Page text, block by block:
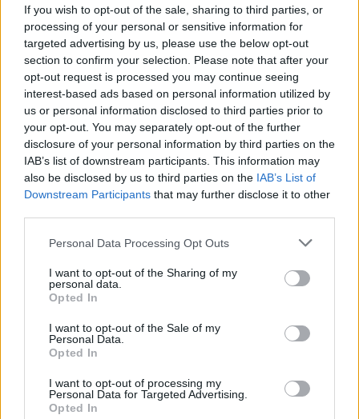
If you wish to opt-out of the sale, sharing to third parties, or
processing of your personal or sensitive information for
targeted advertising by us, please use the below opt-out
section to confirm your selection. Please note that after your
opt-out request is processed you may continue seeing
interest-based ads based on personal information utilized by
us or personal information disclosed to third parties prior to
your opt-out. You may separately opt-out of the further
disclosure of your personal information by third parties on the
IAB’s list of downstream participants. This information may
also be disclosed by us to third parties on the IAB’s List of
Downstream Participants that may further disclose it to other
Personal Data Processing Opt Outs
I want to opt-out of the Sharing of my
personal data.
Opted In
I want to opt-out of the Sale of my
Personal Data.
Opted In
I want to opt-out of processing my
Personal Data for Targeted Advertising.
Opted In
In evidenza